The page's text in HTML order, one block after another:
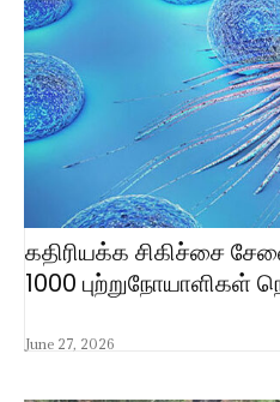
கதிரியக்க சிகிச்சை
1000 புற்றுநோயாளிகள்
June 27, 2026